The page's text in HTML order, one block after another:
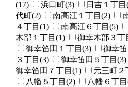
(17)
浜口町(3) 日吉１丁目
代町(2)
南高江１丁目(2)
４丁目(1)
南高江６丁目(5)
木部１丁目(1)
御幸木部３丁
御幸笛田１丁目(3)
御幸
３丁目(3)
御幸笛田５丁目(3)
御幸笛田７丁目(1)
元三町２
八幡５丁目(2)
八幡６丁